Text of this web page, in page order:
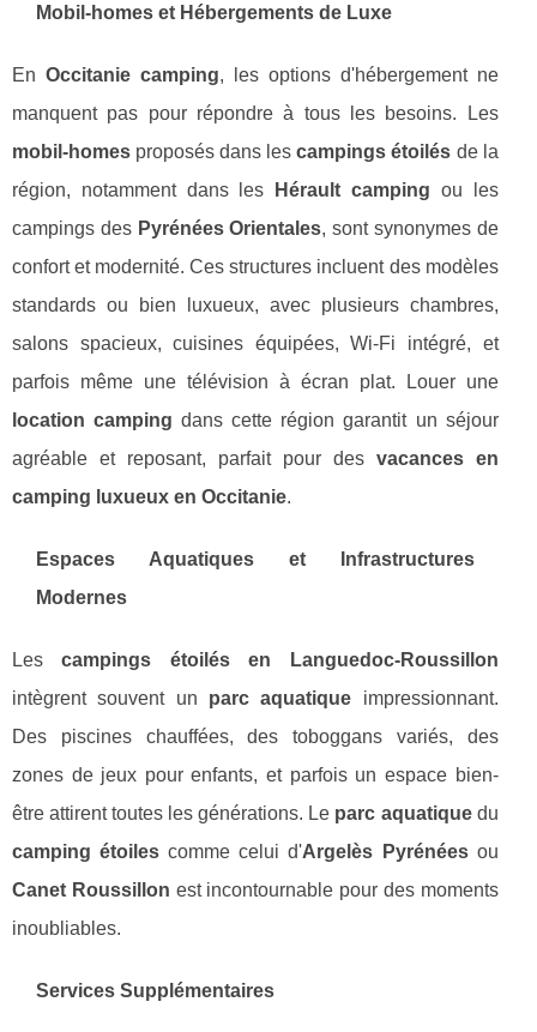
Mobil-homes et Hébergements de Luxe
En Occitanie camping, les options d'hébergement ne
manquent pas pour répondre à tous les besoins. Les
mobil-homes proposés dans lescampings étoilés de la
région, notamment dans les
Hérault camping ou les
campings des Pyrénées Orientales, sont synonymes de
confort et modernité. Ces structures incluent des modèles
standards ou bien luxueux, avec plusieurs chambres,
salons spacieux, cuisines équipées, Wi-Fi intégré, et
parfois même une télévision à écran plat. Louer une
location camping dans cette région garantit un séjour
agréable et reposant, parfait pour des vacances en
camping luxueux en Occitanie.
Espaces Aquatiques et Infrastructures
Modernes
Lescampings étoilés en Languedoc-Roussillon
intègrent souvent un parc aquatique impressionnant.
Des piscines chauffées, des toboggans variés, des
zones de jeux pour enfants, et parfois un espace bien-
être attirent toutes les générations. Le parc aquatiquedu
camping étoiles comme celui d'Argelès Pyrénéesou
Canet Roussillon est incontournable pour des moments
inoubliables.
Services Supplémentaires